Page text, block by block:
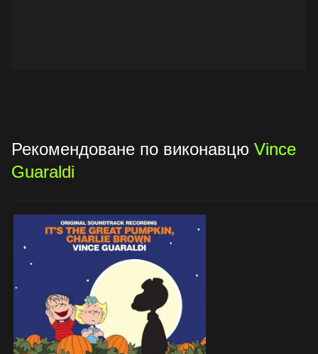
Рекомендоване по виконавцю Vince
Guaraldi